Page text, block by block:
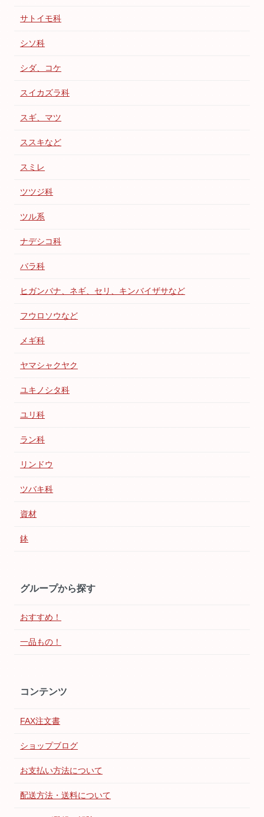
サトイモ科
シソ科
シダ、コケ
スイカズラ科
スギ、マツ
ススキなど
スミレ
ツツジ科
ツル系
ナデシコ科
バラ科
ヒガンバナ、ネギ、セリ、キンバイザサなど
フウロソウなど
メギ科
ヤマシャクヤク
ユキノシタ科
ユリ科
ラン科
リンドウ
ツバキ科
資材
鉢
グループから探す
おすすめ！
一品もの！
コンテンツ
FAX注文書
ショップブログ
お支払い方法について
配送方法・送料について